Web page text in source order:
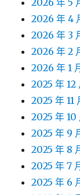
2026 年 5
2026 年 4
2026 年 3
2026 年 2
2026 年 1
2025 年 12
2025 年 11
2025 年 10
2025 年 9
2025 年 8
2025 年 7
2025 年 6